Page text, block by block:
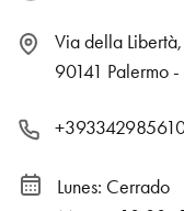
Via della
90141 Palermo
Lunes: Cerrado